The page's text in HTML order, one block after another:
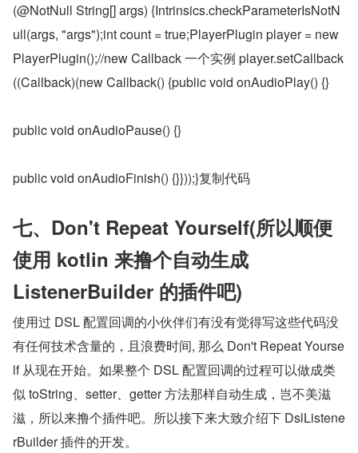
(@NotNull String[] args) {Intrinsics.checkParameterIsNotN
ull(args, "args");int count = true;PlayerPlugin player = new
PlayerPlugin();//new Callback 一个实例 player.setCallback
((Callback)(new Callback() {public void onAudioPlay() {}
public void onAudioPause() {}
public void onAudioFinish() {}}));}复制代码
七、Don't Repeat Yourself(所以顺便
使用 kotlin 来撸个自动生成
ListenerBuilder 的插件吧)
使用过 DSL 配置回调的小伙伴们有没有觉得写这些代码没
有任何技术含量的，且浪费时间, 那么 Don't Repeat Yourse
lf 从现在开始。如果整个 DSL 配置回调的过程可以做成类
似 toString、setter、getter 方法那样自动生成，岂不美滋
滋，所以来撸个插件吧。所以接下来大致介绍下 DslListene
rBuilder 插件的开发。